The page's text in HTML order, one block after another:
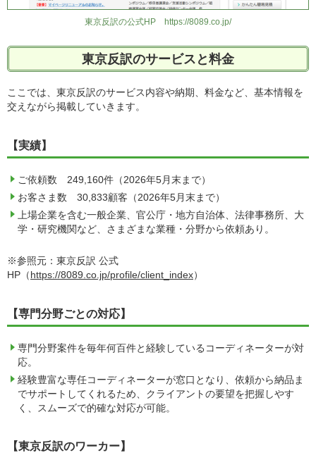
東京反訳の公式HP https://8089.co.jp/
東京反訳のサービスと料金
ここでは、東京反訳のサービス内容や納期、料金など、基本情報を
交えながら掲載していきます。
【実績】
ご依頼数 249,160件（2026年5月末まで）
お客さま数 30,833顧客（2026年5月末まで）
上場企業を含む一般企業、官公庁・地方自治体、法律事務所、大
学・研究機関など、さまざまな業種・分野から依頼あり。
※参照元：東京反訳 公式
HP（https://8089.co.jp/profile/client_index）
【専門分野ごとの対応】
専門分野案件を毎年何百件と経験しているコーディネーターが対
応。
経験豊富な専任コーディネーターが窓口となり、依頼から納品ま
でサポートしてくれるため、クライアントの要望を把握しやす
く、スムーズで的確な対応が可能。
【東京反訳のワーカー】